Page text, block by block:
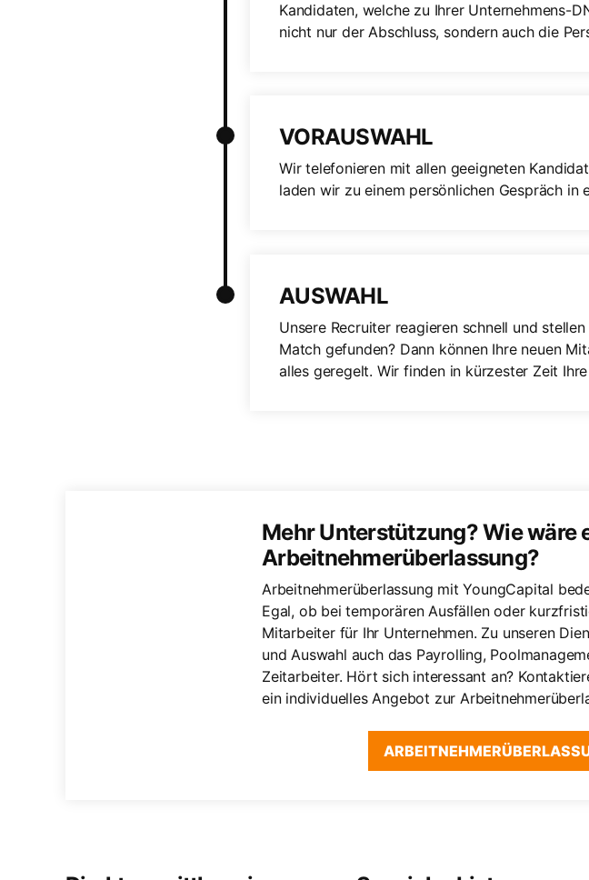
Kandidaten, welche zu Ihrer Unternehmens-
nicht nur der Abschluss, sondern auch die
VORAUSWAHL
Wir telefonieren mit allen geeigneten
laden wir zu einem persönlichen Gespräch in
AUSWAHL
Unsere Recruiter reagieren schnell und
Match gefunden? Dann können Ihre neuen
alles geregelt. Wir finden in kürzester Zeit
Mehr Unterstützung? Wie wäre
Arbeitnehmerüberlassung?
Arbeitnehmerüberlassung mit YoungCapital
Egal, ob bei temporären Ausfällen oder
Mitarbeiter für Ihr Unternehmen. Zu unseren
und Auswahl auch das Payrolling,
Zeitarbeiter. Hört sich interessant an?
ein individuelles Angebot zur